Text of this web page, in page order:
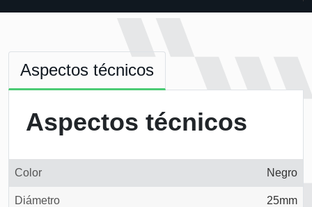
Aspectos técnicos
Aspectos técnicos
Color Negro
Diámetro 25mm